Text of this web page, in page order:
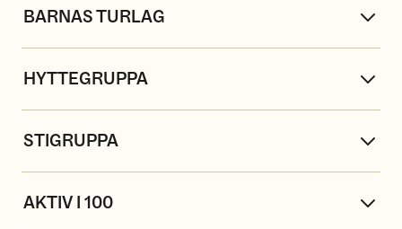
BARNAS TURLAG
HYTTEGRUPPA
STIGRUPPA
AKTIV I 100